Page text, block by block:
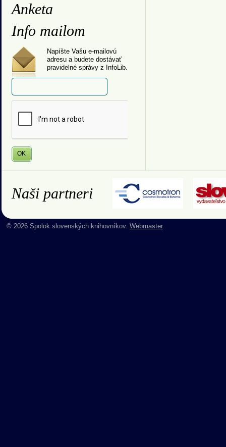
Anketa
Info mailom
Napíšte Vašu e-mailovú
adresu a budete dostávať
pravidelné správy z InfoLib.
Naši partneri
© 2026 Spolok slovenských knihovníkov. Webmaster